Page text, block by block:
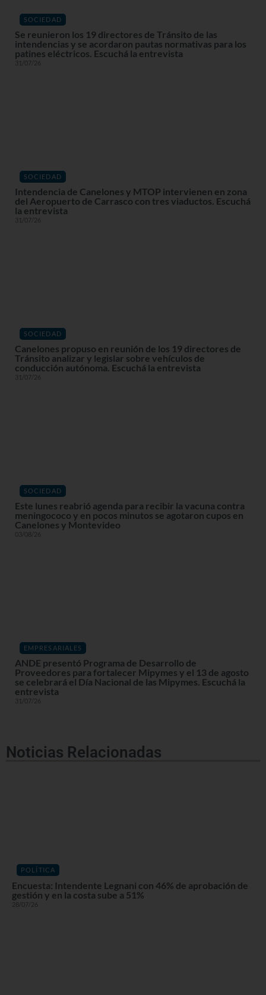
SOCIEDAD
Se reunieron los 19 directores de Tránsito de las
intendencias y se acordaron pautas normativas para los
patines eléctricos. Escuchá la entrevista
31/07/26
SOCIEDAD
Intendencia de Canelones y MTOP intervienen en zona
del Aeropuerto de Carrasco con tres viaductos. Escuchá
la entrevista
31/07/26
SOCIEDAD
Canelones propuso en reunión de los 19 directores de
Tránsito analizar y legislar sobre vehículos de
conducción autónoma. Escuchá la entrevista
31/07/26
SOCIEDAD
Este lunes reabrió agenda para recibir la vacuna contra
meningococo y en pocos minutos se agotaron cupos en
Canelones y Montevideo
03/08/26
EMPRESARIALES
ANDE presentó Programa de Desarrollo de
Proveedores para fortalecer Mipymes y el 13 de agosto
se celebrará el Día Nacional de las Mipymes. Escuchá la
entrevista
31/07/26
Noticias Relacionadas
POLÍTICA
Encuesta: Intendente Legnani con 46% de aprobación de
gestión y en la costa sube a 51%
28/07/26